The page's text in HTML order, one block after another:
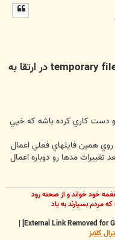
Re: پیغام temporary file /tmp/transfer_nC6vtX در ارتقا به
دست کاري کرده باشه که خيي
همين فايلهاي فعلي اعمال
تغييرات مدها رو دوباره اعمال
خود خواند و از صحنه رود
بسپارند به ياد
|
کلابز